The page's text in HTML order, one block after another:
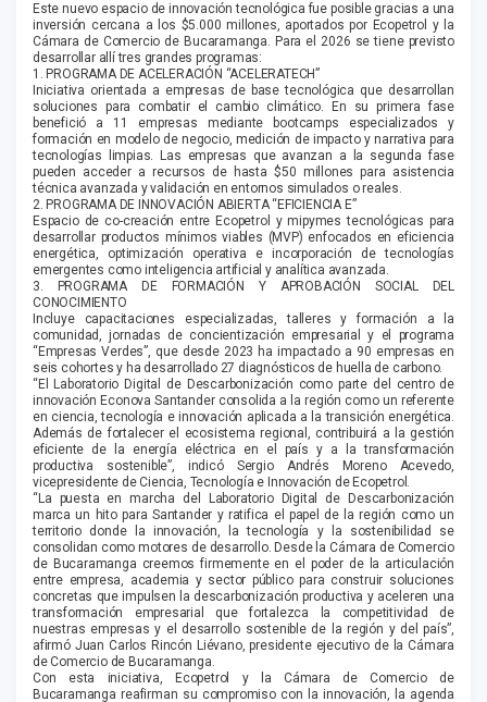
Este nuevo espacio de innovación tecnológica fue posible gracias a una
inversión cercana a los $5.000 millones, aportados por Ecopetrol y la
Cámara de Comercio de Bucaramanga. Para el 2026 se tiene previsto
desarrollar allí tres grandes programas:
1. PROGRAMA DE ACELERACIÓN “ACELERATECH”
Iniciativa orientada a empresas de base tecnológica que desarrollan
soluciones para combatir el cambio climático. En su primera fase
benefició a 11 empresas mediante bootcamps especializados y
formación en modelo de negocio, medición de impacto y narrativa para
tecnologías limpias. Las empresas que avanzan a la segunda fase
pueden acceder a recursos de hasta $50 millones para asistencia
técnica avanzada y validación en entornos simulados o reales.
2. PROGRAMA DE INNOVACIÓN ABIERTA “EFICIENCIA E”
Espacio de co-creación entre Ecopetrol y mipymes tecnológicas para
desarrollar productos mínimos viables (MVP) enfocados en eficiencia
energética, optimización operativa e incorporación de tecnologías
emergentes como inteligencia artificial y analítica avanzada.
3. PROGRAMA DE FORMACIÓN Y APROBACIÓN SOCIAL DEL
CONOCIMIENTO
Incluye capacitaciones especializadas, talleres y formación a la
comunidad, jornadas de concientización empresarial y el programa
“Empresas Verdes”, que desde 2023 ha impactado a 90 empresas en
seis cohortes y ha desarrollado 27 diagnósticos de huella de carbono.
“El Laboratorio Digital de Descarbonización como parte del centro de
innovación Econova Santander consolida a la región como un referente
en ciencia, tecnología e innovación aplicada a la transición energética.
Además de fortalecer el ecosistema regional, contribuirá a la gestión
eficiente de la energía eléctrica en el país y a la transformación
productiva sostenible”, indicó Sergio Andrés Moreno Acevedo,
vicepresidente de Ciencia, Tecnología e Innovación de Ecopetrol.
“La puesta en marcha del Laboratorio Digital de Descarbonización
marca un hito para Santander y ratifica el papel de la región como un
territorio donde la innovación, la tecnología y la sostenibilidad se
consolidan como motores de desarrollo. Desde la Cámara de Comercio
de Bucaramanga creemos firmemente en el poder de la articulación
entre empresa, academia y sector público para construir soluciones
concretas que impulsen la descarbonización productiva y aceleren una
transformación empresarial que fortalezca la competitividad de
nuestras empresas y el desarrollo sostenible de la región y del país”,
afirmó Juan Carlos Rincón Liévano, presidente ejecutivo de la Cámara
de Comercio de Bucaramanga.
Con esta iniciativa, Ecopetrol y la Cámara de Comercio de
Bucaramanga reafirman su compromiso con la innovación, la agenda